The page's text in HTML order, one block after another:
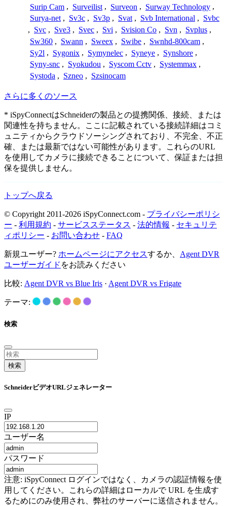
Surip Cam , Surveilist , Surveon , Surway Technology ,
Surya-net , Sv3c , Sv3p , Svat , Svb International , Svbc
, Svc , Sve3 , Svec , Svi , Svision Co , Svn , Svplus ,
Sw360 , Swann , Sweex , Swibe , Swnhd-800cam ,
Sy2l , Sygonix , Symynelec , Syneye , Synshore ,
Syny-snc , Syokudou , Syscom Cctv , Systemmax ,
Systoda , Szneo , Szsinocam
さらに多くのソース
* iSpyConnectはSchneiderの製品との提携関係、接続、または
関連性を持ちません。ここに記載されている接続詳細はコミ
ュニティからクラウドソーシングされており、不完全、不正
確、または最新ではない可能性があります。これらのURL
を使用してカメラに接続できることについて、保証または担
保を提供しません。
トップへ戻る
© Copyright 2011-2026 iSpyConnect.com - プライバシーポリシ
ー - 利用規約 - サービスステータス - 法的情報 - セキュリテ
ィポリシー - お問い合わせ - FAQ
新規ユーザー? ホームページにアクセスするか、 Agent DVR
ユーザーガイド をお読みください
比較: Agent DVR vs Blue Iris · Agent DVR vs Frigate
テーマ:
検索
検索
SchneiderビデオURLジェネレーター
IP
ユーザー名
パスワード
注意: iSpyConnect ログインではなく、カメラの認証情報を使
用してください。これらの詳細はローカルで URL を生成す
るためにのみ使用され、弊社のサーバーに送信されません。